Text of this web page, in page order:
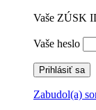
Vaše ZÚSK
Vaše heslo
Zabudol(a)